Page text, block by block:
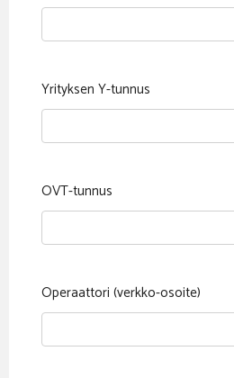
Yrityksen Y-tunnus
OVT-tunnus
Operaattori (verkko-osoite)